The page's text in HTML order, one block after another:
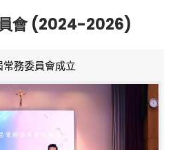
會 (2024-2026)
常務委員會成立